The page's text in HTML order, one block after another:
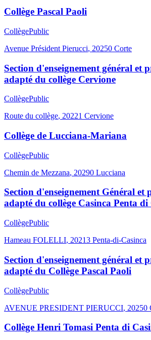
Collège Pascal Paoli
CollègePublic
Avenue Président Pierucci, 20250 Corte
Section d'enseignement général et
adapté du collège Cervione
CollègePublic
Route du collège, 20221 Cervione
Collège de Lucciana-Mariana
CollègePublic
Chemin de Mezzana, 20290 Lucciana
Section d'enseignement Général et
adapté du collège Casinca Penta di
CollègePublic
Hameau FOLELLI, 20213 Penta-di-Casinca
Section d'enseignement général et
adapté du Collège Pascal Paoli
CollègePublic
AVENUE PRESIDENT PIERUCCI, 20250
Collège Henri Tomasi Penta di